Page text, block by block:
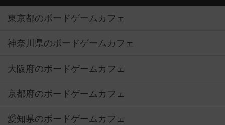
東京都のボードゲームカフェ
神奈川県のボードゲームカフェ
大阪府のボードゲームカフェ
京都府のボードゲームカフェ
愛知県のボードゲームカフェ